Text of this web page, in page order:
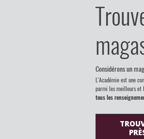
Considérons un
L’Académie est une
parmi les meilleurs et
tous les